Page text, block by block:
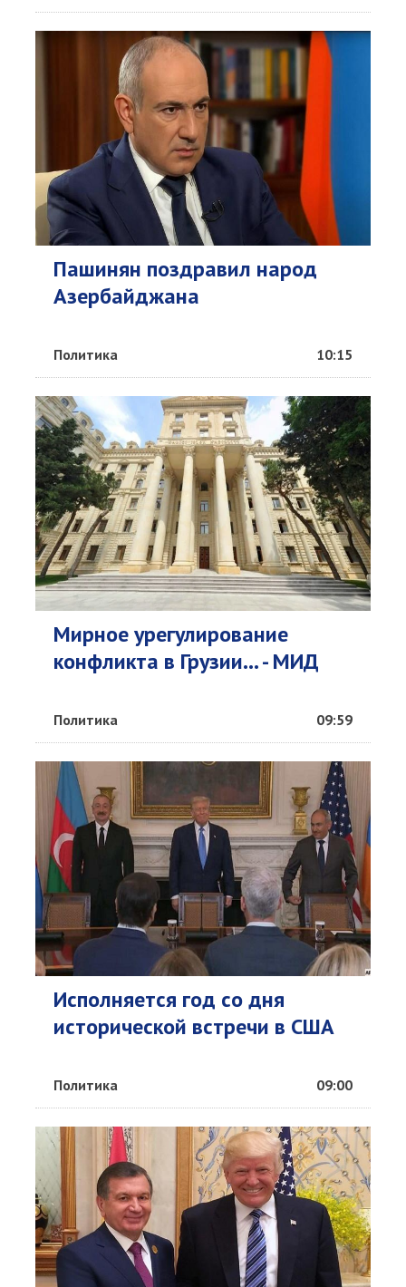
Пашинян поздравил народ
Азербайджана
Политика 10:15
Мирное урегулирование
конфликта в Грузии... - МИД
Политика 09:59
Исполняется год со дня
исторической встречи в США
Политика 09:00